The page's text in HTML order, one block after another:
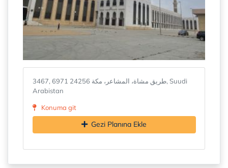
3467, 6971 طريق مشاة، المشاعر، مكة 24256, Suudi
Arabistan
Konuma git
Gezi Planına Ekle